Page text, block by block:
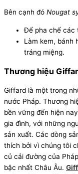
Bên cạnh đó Nougat
Để pha chế các
Làm kem, bánh
tráng miệng.
Thương hiệu
Giffard là một trong
nước Pháp. Thương
bền vững đến hiện
gia đình, với những
sản xuất. Các dòng
thích bởi vì chúng tôi
củ cải đường của
bậc nhất Châu Âu.